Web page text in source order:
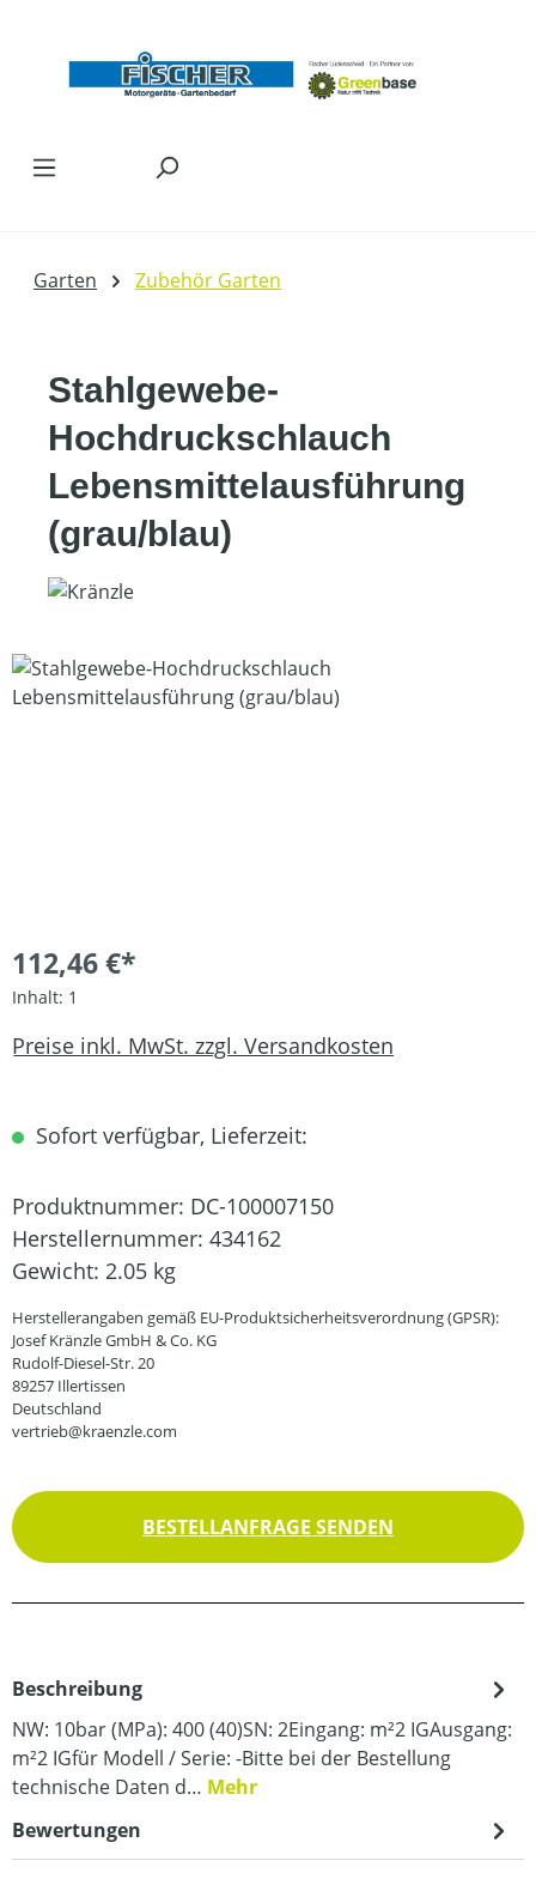
Garten Zubehör Garten
Stahlgewebe-
Hochdruckschlauch
Lebensmittelausführung
(grau/blau)
Bildergalerie überspringen
112,46 €*
Inhalt: 1
Preise inkl. MwSt. zzgl. Versandkosten
Sofort verfügbar, Lieferzeit:
Produktnummer: DC-100007150
Herstellernummer: 434162
Gewicht: 2.05 kg
Herstellerangaben gemäß EU-Produktsicherheitsverordnung (GPSR):
Josef Kränzle GmbH & Co. KG
Rudolf-Diesel-Str. 20
89257 Illertissen
Deutschland
vertrieb@kraenzle.com
BESTELLANFRAGE SENDEN
Beschreibung
NW: 10bar (MPa): 400 (40)SN: 2Eingang: m²2 IGAusgang:
m²2 IGfür Modell / Serie: -Bitte bei der Bestellung
technische Daten d… Mehr
Bewertungen